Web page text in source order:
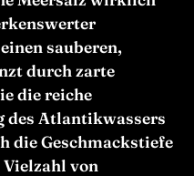
sauberen,
durch zarte
die reiche
des Atlantikwassers
die Geschmackstiefe
von